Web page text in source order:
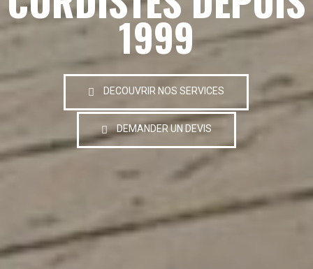
1999
DECOUVRIR NOS SERVICES
DEMANDER UN DEVIS